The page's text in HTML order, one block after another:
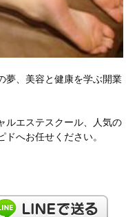
夢、美容と健康を学ぶ開業
ルエステスクール、人気の
へお任せください。